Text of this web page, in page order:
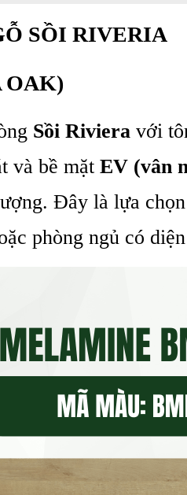
SỒI RIVERIA
OAK)
Sồi Riviera với
và bề mặt EV (vân
Đây là lựa
phòng ngủ có